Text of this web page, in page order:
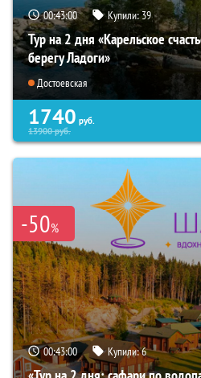
00:42:59 Купили:39
Тур на 2 дня «Карельское
берегу Ладоги»
Достоевская
1740 руб.
13900руб.
-50%
00:42:59 Купили:6